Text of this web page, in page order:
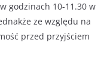
godzinach 10-11.30 w
ze względu na
przed przyjściem